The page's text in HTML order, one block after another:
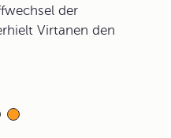
der
Virtanen den